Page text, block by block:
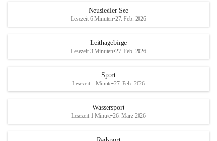
S
und den daraus folgenden wirtschaftlichen
Maßnahmen zur Bekämpfung
Rebe und der Amerikanischen
Anhang VBl. EU Nr. 18
1 Seite•1,4 MB
r
S
Neusiedler See
Lesezeit 6 Minuten•27. Feb. 2026
Leithagebirge
Lesezeit 3 Minuten•27. Feb. 2026
Sport
Lesezeit 1 Minute•27. Feb. 2026
Wassersport
Lesezeit 1 Minute•26. März 2026